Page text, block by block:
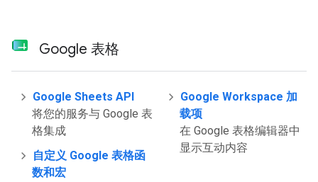
Google 表格
Google Sheets API
将您的服务与 Google 表
格集成
自定义 Google 表格函
数和宏
Google Workspace 加
载项
在 Google 表格编辑器中
显示互动内容